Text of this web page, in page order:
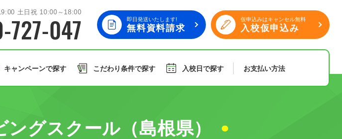
土日祝 10:00～18:00
727-047 即日発送いたします!
無料資料請求
仮申込みはキャンセル無料
入校仮申込み
キャンペーンで探す こだわり条件で探す 入校日で探す お支払い方法
グスクール（島根県）